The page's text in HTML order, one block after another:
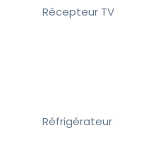
Récepteur TV
Réfrigérateur